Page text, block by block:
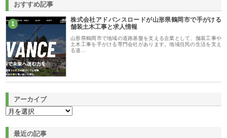
おすすめ記事
1
株式会社アドバンスロードが山形県鶴岡市で手がける
舗装土木工事と求人情報
山形県鶴岡市で地域の道路基盤を支える企業として、舗装工事や
土木工事を手がける専門会社があります。地域住民の生活を支え
る道…
アーカイブ
最近の記事